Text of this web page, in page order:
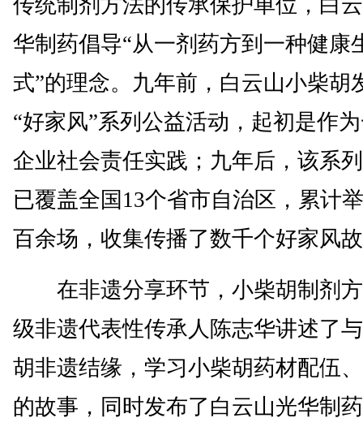
华制药倡导“从一剂药方到一种健康
式”的理念。九年前，白云山小柴胡
“好家风”系列公益活动，起初是作
企业社会责任实践；九年后，该系
已覆盖全国13个省市自治区，累计
百余场，收集传播了数千个好家风
在非遗分享环节，小柴胡制剂
级非遗代表性传承人陈志华讲述了
胡非遗结缘，学习小柴胡药材配伍
的故事，同时发布了白云山光华制